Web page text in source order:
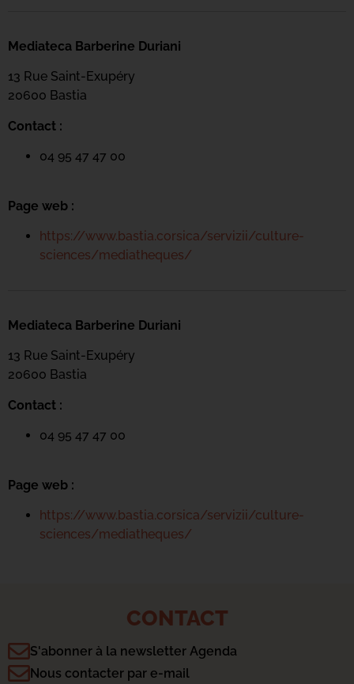
Mediateca Barberine Duriani
13 Rue Saint-Exupéry
20600 Bastia
Contact :
04 95 47 47 00
Page web :
https://www.bastia.corsica/servizii/culture-
sciences/mediatheques/
Mediateca Barberine Duriani
13 Rue Saint-Exupéry
20600 Bastia
Contact :
04 95 47 47 00
Page web :
https://www.bastia.corsica/servizii/culture-
sciences/mediatheques/
CONTACT
S'abonner à la newsletter Agenda
Nous contacter par e-mail